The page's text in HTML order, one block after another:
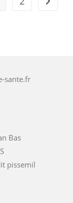
sante.fr
Bas
pissemil